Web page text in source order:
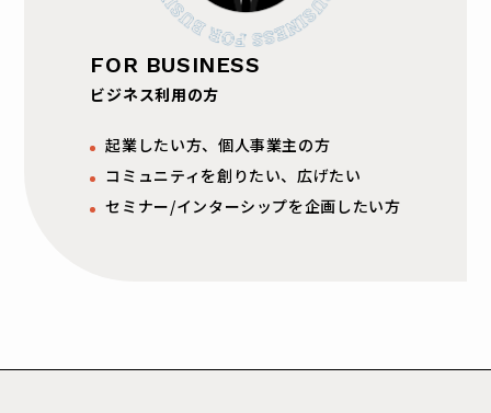
FOR BUSINESS
ビジネス利用の方
起業したい方、個人事業主の方
コミュニティを創りたい、広げたい
セミナー/インターシップを企画したい方